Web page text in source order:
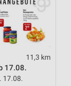
11,3 km
17.08.
17.08.